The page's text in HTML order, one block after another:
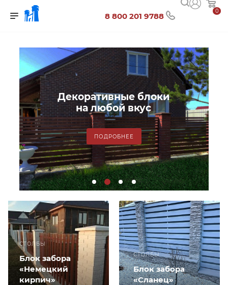
0
8 800 201 9788
Декоративные блоки
на любой вкус
ПОДРОБНЕЕ
СТОЛБЫ
Блок забора
«Немецкий
кирпич»
СТОЛБЫ
Блок забора
«Сланец»